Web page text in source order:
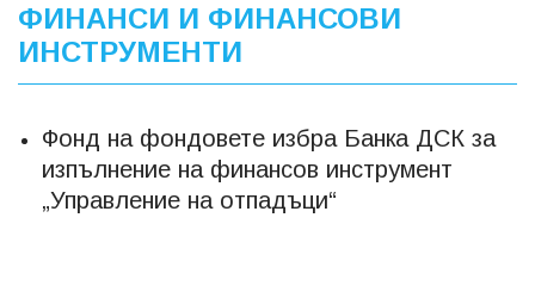
ФИНАНСИ И ФИНАНСОВИ
ИНСТРУМЕНТИ
Фонд на фондовете избра Банка ДСК за
изпълнение на финансов инструмент
„Управление на отпадъци“